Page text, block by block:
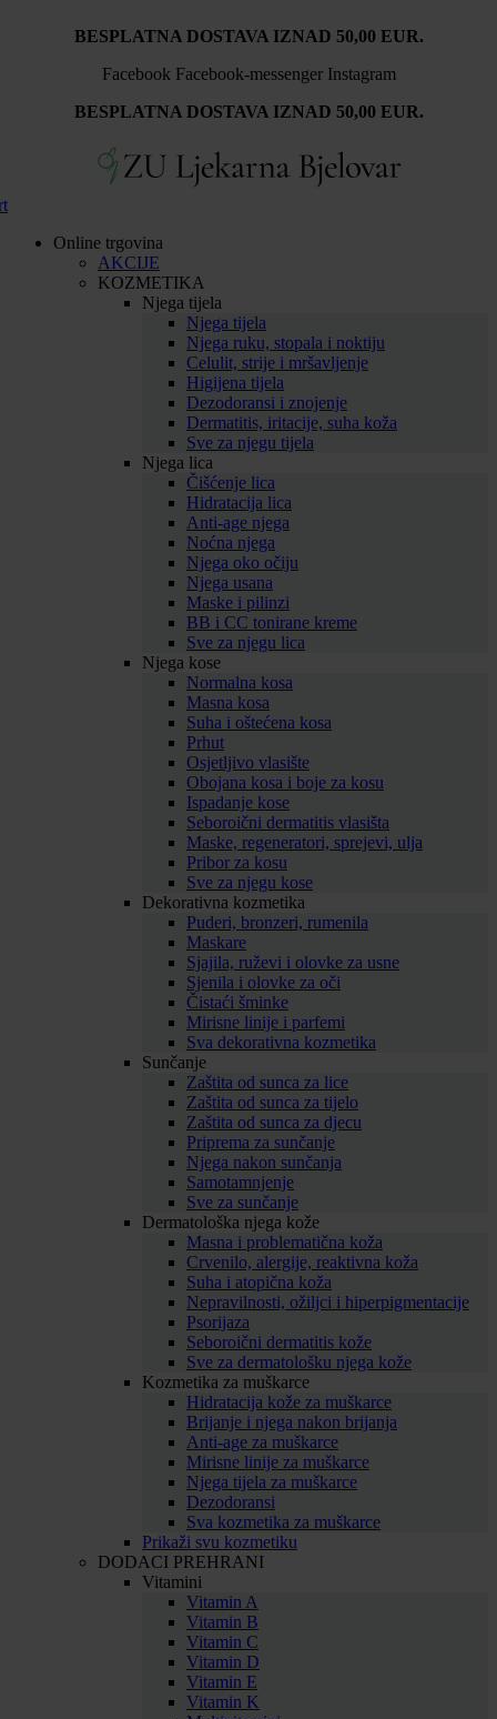
BESPLATNA DOSTAVA IZNAD 50,00 EUR.
Facebook Facebook-messenger Instagram
BESPLATNA DOSTAVA IZNAD 50,00 EUR.
Online trgovina
AKCIJE
KOZMETIKA
Njega tijela
Njega tijela
Njega ruku, stopala i noktiju
Celulit, strije i mršavljenje
Higijena tijela
Dezodoransi i znojenje
Dermatitis, iritacije, suha koža
Sve za njegu tijela
Njega lica
Čišćenje lica
Hidratacija lica
Anti-age njega
Noćna njega
Njega oko očiju
Njega usana
Maske i pilinzi
BB i CC tonirane kreme
Sve za njegu lica
Njega kose
Normalna kosa
Masna kosa
Suha i oštećena kosa
Prhut
Osjetljivo vlasište
Obojana kosa i boje za kosu
Ispadanje kose
Seboroični dermatitis vlasišta
Maske, regeneratori, sprejevi, ulja
Pribor za kosu
Sve za njegu kose
Dekorativna kozmetika
Puderi, bronzeri, rumenila
Maskare
Sjajila, ruževi i olovke za usne
Sjenila i olovke za oči
Čistaći šminke
Mirisne linije i parfemi
Sva dekorativna kozmetika
Sunčanje
Zaštita od sunca za lice
Zaštita od sunca za tijelo
Zaštita od sunca za djecu
Priprema za sunčanje
Njega nakon sunčanja
Samotamnjenje
Sve za sunčanje
Dermatološka njega kože
Masna i problematična koža
Crvenilo, alergije, reaktivna koža
Suha i atopična koža
Nepravilnosti, ožiljci i hiperpigmentacije
Psorijaza
Seboroični dermatitis kože
Sve za dermatološku njega kože
Kozmetika za muškarce
Hidratacija kože za muškarce
Brijanje i njega nakon brijanja
Anti-age za muškarce
Mirisne linije za muškarce
Njega tijela za muškarce
Dezodoransi
Sva kozmetika za muškarce
Prikaži svu kozmetiku
DODACI PREHRANI
Vitamini
Vitamin A
Vitamin B
Vitamin C
Vitamin D
Vitamin E
Vitamin K